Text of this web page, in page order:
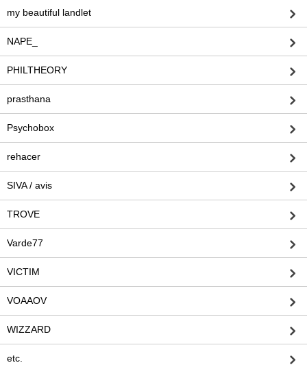
my beautiful landlet
NAPE_
PHILTHEORY
prasthana
Psychobox
rehacer
SIVA / avis
TROVE
Varde77
VICTIM
VOAAOV
WIZZARD
etc.